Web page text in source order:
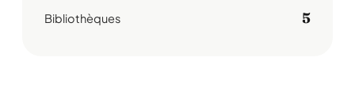
Bibliothèques 5